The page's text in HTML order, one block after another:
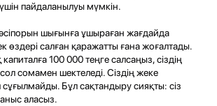
пайдаланылуы мүмкін.
шығынға ұшыраған жағдайда
өздері салған қаражатты ғана жоғалтады.
100 000 теңге салсаңыз, сіздің
сол сомамен шектеледі. Сіздің жеке
сұғылмайды. Бұл сақтандыру сияқты: сіз
аласыз.